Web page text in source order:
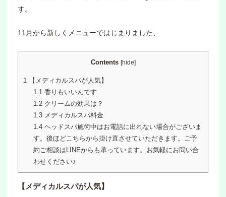
す。
11月から新しくメニューではじまりました、
Contents [hide]
1 【メディカルスパが人気】
1.1香りもいいんです
1.2クリームの効果は？
1.3メディカルスパ料金
1.4ヘッドスパ施術中はお電話に出れない場合がございま
す。後ほどこちらから掛け直させていただきます。ご予
約ご相談はLINEからも承っています。お気軽にお問い合
わせください♪
【メディカルスパが人気】